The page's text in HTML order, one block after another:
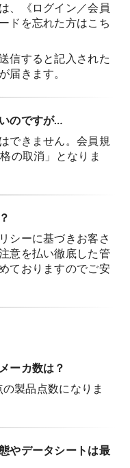
、《ログイン／会員
ドを忘れた方はこち
信すると記入された
届きます。
のですが…
できません。会員規
の取消」となりま
シーに基づきお客さ
意を払い徹底した管
ておりますのでご安
ーカ数は？
製品点数になりま
やデータシートは最